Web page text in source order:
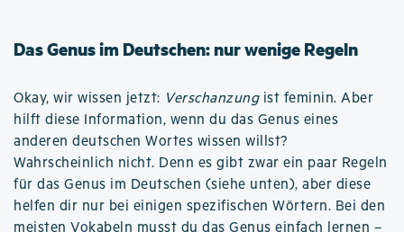
Das Genus im Deutschen: nur wenige Regeln
Okay, wir wissen jetzt: Verschanzungist feminin. Aber
hilft diese Information, wenn du das Genus eines
anderen deutschen Wortes wissen willst?
Wahrscheinlich nicht. Denn es gibt zwar ein paar Regeln
für das Genus im Deutschen (siehe unten), aber diese
helfen dir nur bei einigen spezifischen Wörtern. Bei den
meisten Vokabeln musst du das Genus einfach lernen –